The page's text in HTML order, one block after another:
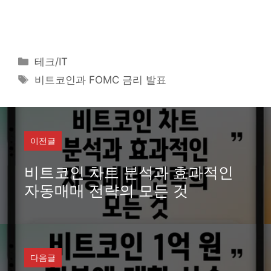
카
테
리
테크/IT
태
비트코인과 FOMC 금리 발표
이전글
비트코인 차트 분석과 효과적인
자동매매 전략의 모든 것
다음글